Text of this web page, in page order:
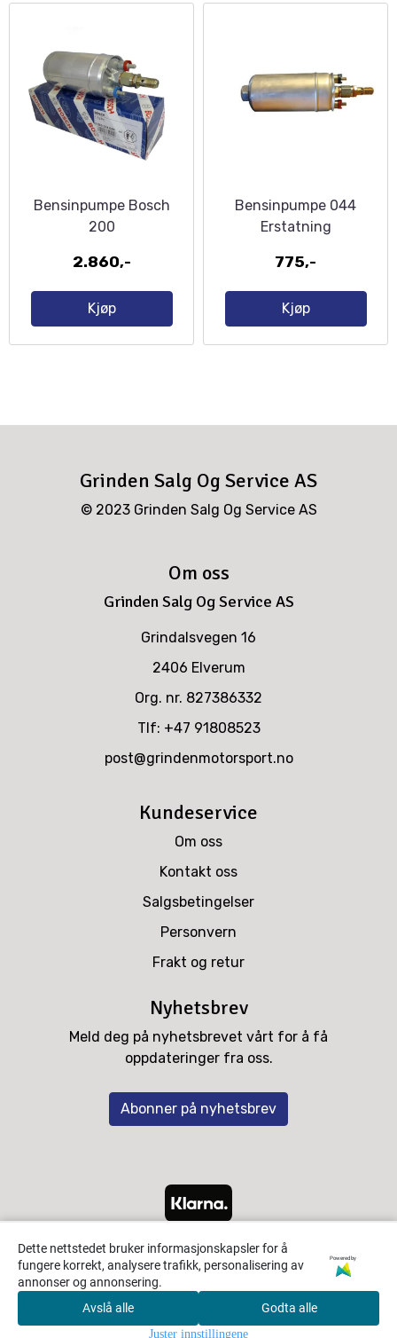
Bensinpumpe Bosch
200
2.860,-
Kjøp
Bensinpumpe 044
Erstatning
775,-
Kjøp
Grinden Salg Og Service AS
© 2023 Grinden Salg Og Service AS
Om oss
Grinden Salg Og Service AS
Grindalsvegen 16
2406 Elverum
Org. nr. 827386332
Tlf: +47 91808523
post@grindenmotorsport.no
Kundeservice
Om oss
Kontakt oss
Salgsbetingelser
Personvern
Frakt og retur
Nyhetsbrev
Meld deg på nyhetsbrevet vårt for å få
oppdateringer fra oss.
Abonner på nyhetsbrev
Dette nettstedet bruker informasjonskapsler for å
fungere korrekt, analysere trafikk, personalisering av
annonser og annonsering.
Powered by
Avslå alle Godta alle
Juster innstillingene